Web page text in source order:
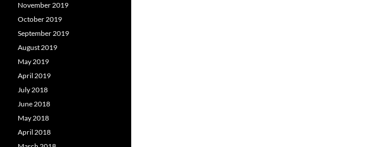
November 2019
October 2019
September 2019
August 2019
May 2019
April 2019
July 2018
June 2018
May 2018
April 2018